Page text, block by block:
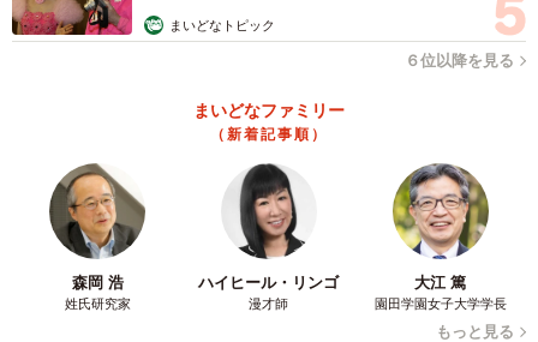
なお、この「月給」には通勤手当や時間外・休日・深夜労
働手当、賞与、家族手当などは月給に含まれません。
「自分の月給、時給に直したらいくら？」一度計算してみ
最低賃金の改定、企業の約3割弱が「現在の時給
は引き上げ後の最低賃金を下回っている」
東京商工リサーチが実施した企業アンケートによると、
2025年度の最低賃金よりも低い時給での雇用がある企業は
まいどなトピック
６位以降を見る
まいどなファミリー
（新着記事順）
森岡 浩
姓氏研究家
ハイヒール・リンゴ
漫才師
大江 篤
園田学園女子大学学長
もっと見る